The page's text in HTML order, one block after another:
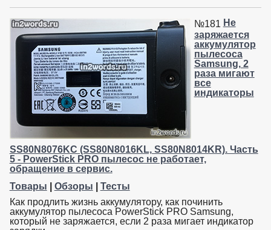
№181 Не
заряжается
аккумулятор
пылесоса
Samsung, 2
раза мигают
все
индикаторы
SS80N8076KC (SS80N8016KL, SS80N8014KR). Часть
5 - PowerStick PRO пылесос не работает,
обращение в сервис.
Товары
Обзоры
Тесты
Как продлить жизнь аккумулятору, как починить
аккумулятор пылесоса PowerStick PRO Samsung,
который не заряжается, если 2 раза мигает индикатор